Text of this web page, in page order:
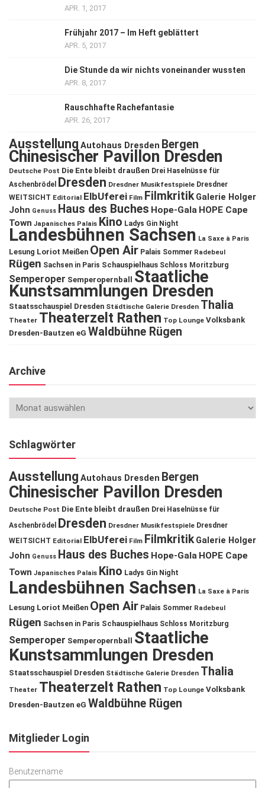
APR. 1, 2017
Frühjahr 2017 – Im Heft geblättert
APR. 5, 2017
Die Stunde da wir nichts voneinander wussten
APR. 8, 2017
Rauschhafte Rachefantasie
APR. 26, 2017
Ausstellung Autohaus Dresden Bergen
Chinesischer Pavillon Dresden
Deutsche Post Die Ente bleibt draußen Drei Haselnüsse für
Aschenbrödel
Dresden Dresdner Musikfestspiele Dresdner
WEITSICHT Editorial ElbUferei Film Filmkritik Galerie Holger
John Genuss Haus des Buches Hope-Gala HOPE Cape
Town Japanisches Palais Kino Ladys Gin Night
Landesbühnen Sachsen La Saxe à Paris
Lesung Loriot Meißen Open Air Palais Sommer Radebeul
Rügen Sachsen in Paris Schauspielhaus Schloss Moritzburg
Semperoper Semperopernball Staatliche
Kunstsammlungen Dresden
Staatsschauspiel Dresden Städtische Galerie Dresden Thalia
Theater Theaterzelt Rathen Top Lounge Volksbank
Dresden-Bautzen eG Waldbühne Rügen
Archive
Schlagwörter
Ausstellung Autohaus Dresden Bergen
Chinesischer Pavillon Dresden
Deutsche Post Die Ente bleibt draußen Drei Haselnüsse für
Aschenbrödel
Dresden Dresdner Musikfestspiele Dresdner
WEITSICHT Editorial ElbUferei Film Filmkritik Galerie Holger
John Genuss Haus des Buches Hope-Gala HOPE Cape
Town Japanisches Palais Kino Ladys Gin Night
Landesbühnen Sachsen La Saxe à Paris
Lesung Loriot Meißen Open Air Palais Sommer Radebeul
Rügen Sachsen in Paris Schauspielhaus Schloss Moritzburg
Semperoper Semperopernball
Staatliche
Kunstsammlungen Dresden
Staatsschauspiel Dresden Städtische Galerie Dresden Thalia
Theater Theaterzelt Rathen Top Lounge Volksbank
Dresden-Bautzen eG Waldbühne Rügen
Mitglieder Login
Benutzername